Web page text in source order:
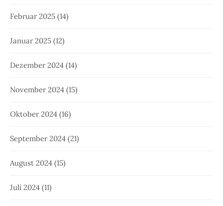
Februar 2025 (14)
Januar 2025 (12)
Dezember 2024 (14)
November 2024 (15)
Oktober 2024 (16)
September 2024 (21)
August 2024 (15)
Juli 2024 (11)